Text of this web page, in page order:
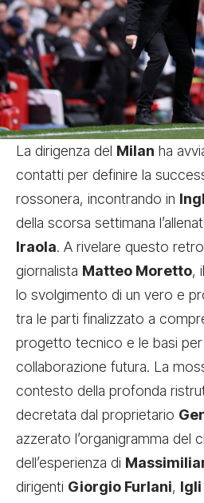
La dirigenza del Milan ha
contatti per definire la
rossonera, incontrando in
della scorsa settimana
Iraola. A rivelare questo
giornalista Matteo Moretto,
lo svolgimento di un vero e
tra le parti finalizzato a
progetto tecnico e le basi per
collaborazione futura. La
contesto della profonda
decretata dal proprietario
azzerato l’organigramma del
dell’esperienza di
dirigenti Giorgio Furlani,